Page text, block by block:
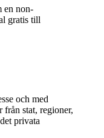
en non-
gratis till
och med
från stat, regioner,
privata